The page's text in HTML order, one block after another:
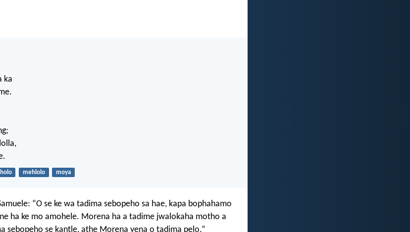
ka
mehlolo moya
“O se ke wa tadima sebopeho sa hae, kapa bophahamo
ha ke mo amohele. Morena ha a tadime jwalokaha motho a
sebopeho se kantle, athe Morena yena o tadima pelo.”